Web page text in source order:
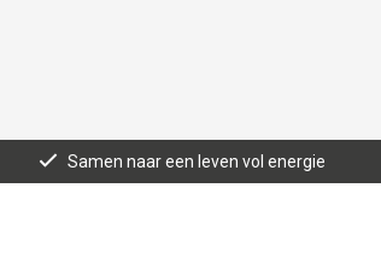
Samen naar een leven vol energie